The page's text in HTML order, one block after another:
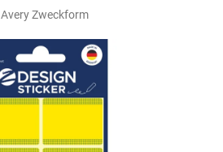
Avery Zweckform